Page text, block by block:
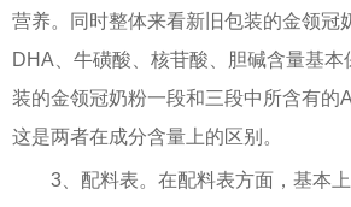
营养。同时整体来看新旧包装的金领冠
DHA、牛磺酸、核苷酸、胆碱含量基
装的金领冠奶粉一段和三段中所含有的
这是两者在成分含量上的区别。
3、配料表。在配料表方面，基本